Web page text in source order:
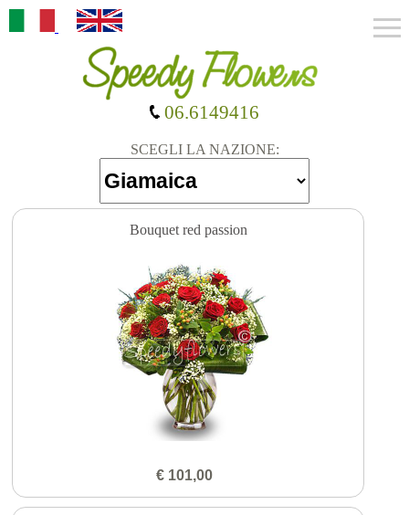
SCEGLI LA NAZIONE:
06.6149416
Bouquet red passion
€ 101,00